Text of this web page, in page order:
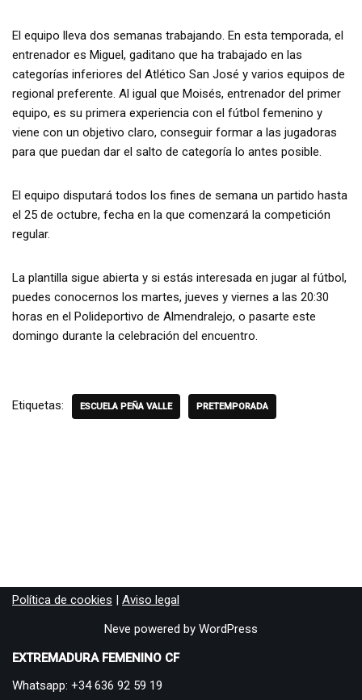
El equipo lleva dos semanas trabajando. En esta temporada, el
entrenador es Miguel, gaditano que ha trabajado en las
categorías inferiores del Atlético San José y varios equipos de
regional preferente. Al igual que Moisés, entrenador del primer
equipo, es su primera experiencia con el fútbol femenino y
viene con un objetivo claro, conseguir formar a las jugadoras
para que puedan dar el salto de categoría lo antes posible.
El equipo disputará todos los fines de semana un partido hasta
el 25 de octubre, fecha en la que comenzará la competición
regular.
La plantilla sigue abierta y si estás interesada en jugar al fútbol,
puedes conocernos los martes, jueves y viernes a las 20:30
horas en el Polideportivo de Almendralejo, o pasarte este
domingo durante la celebración del encuentro.
Etiquetas: ESCUELA PEÑA VALLE PRETEMPORADA
Política de cookies | Aviso legal
Neve powered by WordPress
EXTREMADURA FEMENINO CF
Whatsapp: +34 636 92 59 19